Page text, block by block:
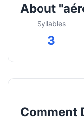
About
Syllables
3
Comment